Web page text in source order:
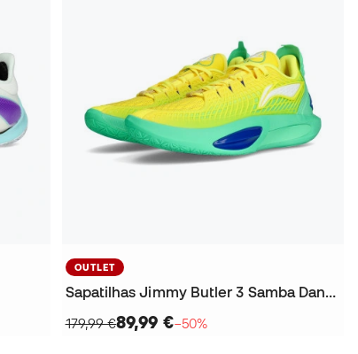
OUTLET
Sapatilhas Jimmy Butler 3 Samba Dancer
179,99 €89,99 €−50%